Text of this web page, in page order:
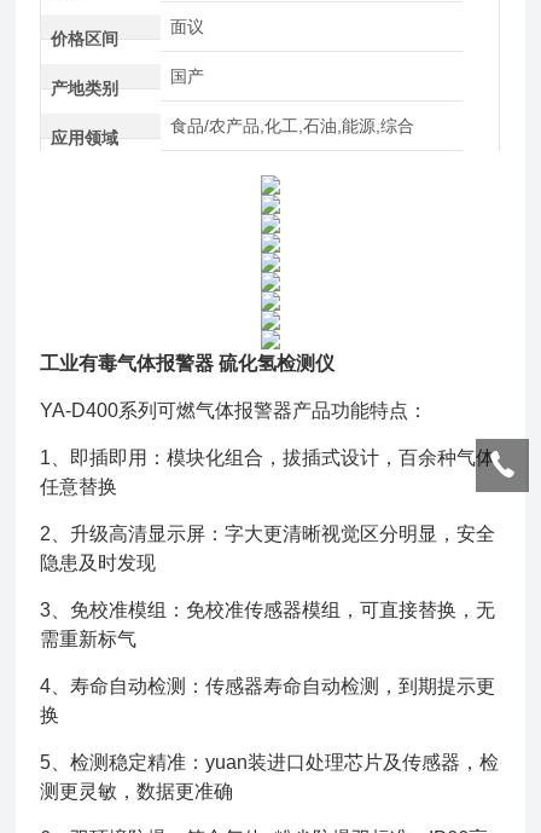
价格区间
面议
产地类别
国产
应用领域
食品/农产品,化工,石油,能源,综合
工业有毒气体报警器 硫化氢检测仪
YA-D400系列可燃气体报警器产品功能特点：
1、即插即用：模块化组合，拔插式设计，百余种气体
任意替换
2、 升级高清显示屏：字大更清晰视觉区分明显，安全
隐患及时发现
3、免校准模组：免校准传感器模组，可直接替换，无
需重新标气
4、寿命自动检测：传感器寿命自动检测，到期提示更
换
5、检测稳定精准：yuan装进口处理芯片及传感器，检
测更灵敏，数据更准确